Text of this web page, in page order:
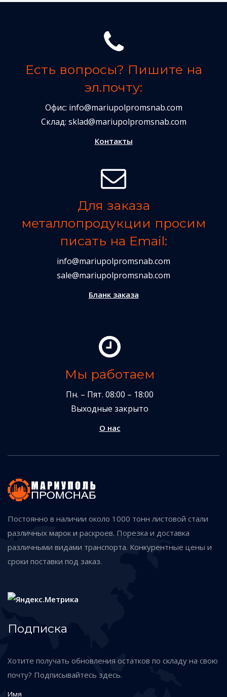
Есть вопросы? Пишите на
эл.почту:
Офис: info@mariupolpromsnab.com
Склад: sklad@mariupolpromsnab.com
Контакты
Для заказа
металлопродукции просим
писать на Email:
info@mariupolpromsnab.com
sale@mariupolpromsnab.com
Бланк заказа
Мы работаем
Пн. – Пят. 08:00 – 18:00
Выходные закрыто
О нас
Постоянно в наличии около 1000 тонн листовой стали
различных марок и раскроев. Порезка и доставка
различными видами транспорта. Конкурентные цены и
сроки поставки под заказ.
Подписка
Хотите получать обновления остатков по складу на свою
почту? Подписывайтесь здесь.
Имя